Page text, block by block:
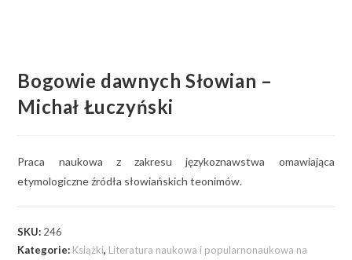
Bogowie dawnych Słowian –
Michał Łuczyński
Praca naukowa z zakresu językoznawstwa omawiająca
etymologiczne źródła słowiańskich teonimów.
SKU: 246
Kategorie: Książki, Literatura naukowa i popularnonaukowa na